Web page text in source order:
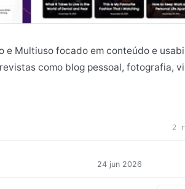
e Multiuso focado em conteúdo e
como blog pessoal, fotografia,
2
24 jun 2026